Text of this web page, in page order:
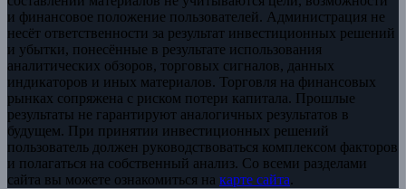
и финансовое положение пользователей. Администрация не
несёт ответственности за результат инвестиционных решений
и убытки, понесённые в результате использования
аналитических обзоров, торговых сигналов, данных
индикаторов и иных материалов. Торговля на финансовых
рынках сопряжена с риском потери капитала. Прошлые
результаты не гарантируют аналогичных результатов в
будущем. При принятии инвестиционных решений
пользователь должен руководствоваться комплексом факторов
и полагаться на собственный анализ. Со всеми разделами
сайта вы можете ознакомиться на карте сайта.